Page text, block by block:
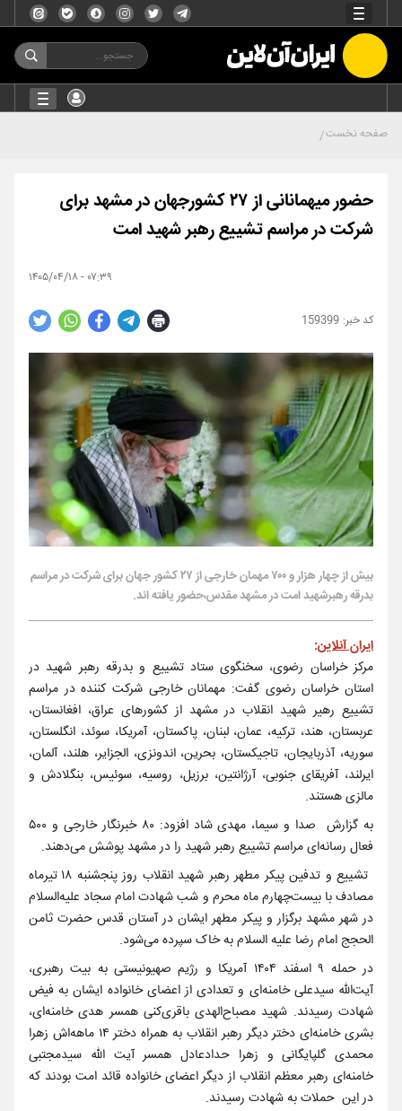
صفحه نخست
حضور میهمانانی از ۲۷ کشورجهان در مشهد برای
شرکت در مراسم تشییع رهبر شهید امت
۰۷:۳۹ - ۱۴۰۵/۰۴/۱۸
159399
بیش از چهار هزار و ۷۰۰ مهمان خارجی از ۲۷ کشور جهان برای شرکت در مراسم
بدرقه رهبرشهید امت در مشهد مقدس،حضور یافته اند.
ایران آنلاین:
مرکز خراسان رضوی، سخنگوی ستاد تشییع و بدرقه رهبر شهید در
استان خراسان رضوی گفت: مهمانان خارجی شرکت کننده در مراسم
تشییع رهیر شهید انقلاب در مشهد از کشور‌های عراق، افغانستان،
عربستان، هند، ترکیه، عمان، لبنان، پاکستان، آمریکا، سوئد، انگلستان،
سوریه، آذربایجان، تاجیکستان، بحرین، اندونزی، الجزایر، هلند، آلمان،
ایرلند، آفریقای جنوبی، آرژانتین، برزیل، روسیه، سوئیس، بنگلادش و
مالزی هستند.
به گزارش صدا و سیما، مهدی شاد افزود: ۸۰ خبرنگار خارجی و ۵۰۰
فعال رسانه‌ای مراسم تشییع رهبر شهید را در مشهد پوشش می‌دهند.
تشییع و تدفین پیکر مطهر رهبر شهید انقلاب روز پنجشنبه ۱۸ تیرماه
مصادف با بیست‌چهارم ماه محرم و شب شهادت امام سجاد علیه‌السلام
در شهر مشهد برگزار و پیکر مطهر ایشان در آستان قدس حضرت ثامن
الحجج امام رضا علیه السلام به خاک سپرده می‌شود.
در حمله ۹ اسفند ۱۴۰۴ آمریکا و رژیم صهیونیستی به بیت رهبری،
آیت‌الله سیدعلی خامنه‌ای و تعدادی از اعضای خانواده ایشان به فیض
شهادت رسیدند. شهید مصباح‌الهدی باقری‌کنی همسر هدی خامنه‌ای،
بشری خامنه‌ای دختر دیگر رهبر انقلاب به همراه دختر ۱۴ ماهه‌اش زهرا
محمدی گلپایگانی و زهرا حدادعادل همسر آیت الله سیدمجتبی
خامنه‌ای رهبر معظم انقلاب از دیگر اعضای خانواده قائد امت بودند که
در این حملات به شهادت رسیدند.